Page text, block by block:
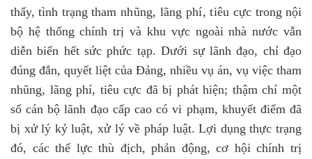
thấy,tình trạng tham nhũng, lãng phí, tiêu cực trong nội
bộ hệ thống chính trị và khu vực ngoài nhà nước vẫn
diễn biến hết sức phức tạp. Dưới sự lãnh đạo, chỉ đạo
đúng đắn, quyết liệt của Đảng, nhiều vụ án, vụ việc tham
nhũng, lãng phí, tiêu cực đã bị phát hiện; thậm chí một
số cán bộ lãnh đạo cấp cao có vi phạm, khuyết điểm đã
bị xử lý kỷ luật, xử lý về pháp luật. Lợi dụng thực trạng
đó, các thế lực thù địch, phản động, cơ hội chính trị